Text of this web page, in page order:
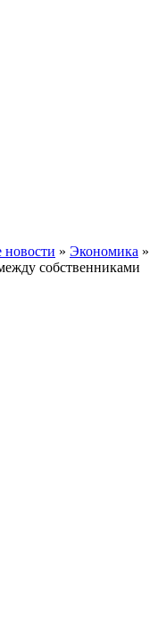
новости » Экономика »
собственниками